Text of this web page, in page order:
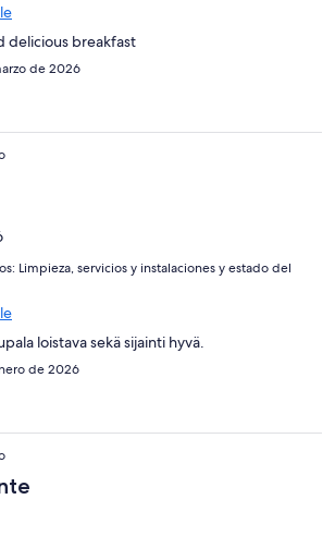
delicious breakfast
de 2026
Limpieza, servicios y instalaciones y estado del
loistava sekä sijainti hyvä.
de 2026